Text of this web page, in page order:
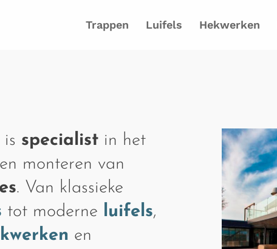
Trappen Luifels Hekwerken
specialist in het
monteren van
. Van klassieke
tot moderne luifels,
en